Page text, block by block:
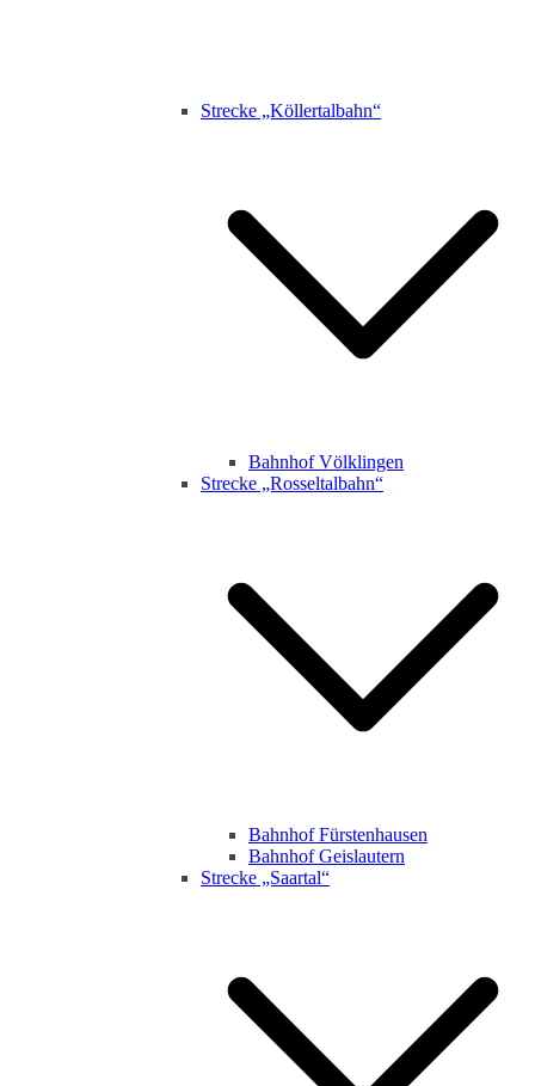
Strecke „Köllertalbahn“
Bahnhof Völklingen
Strecke „Rosseltalbahn“
Bahnhof Fürstenhausen
Bahnhof Geislautern
Strecke „Saartal“